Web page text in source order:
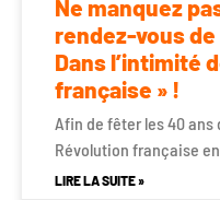
Ne manquez
rendez-vous de
Dans l’intimité
française » !
Afin de fêter les 40 ans
Révolution française
LIRE LA SUITE »